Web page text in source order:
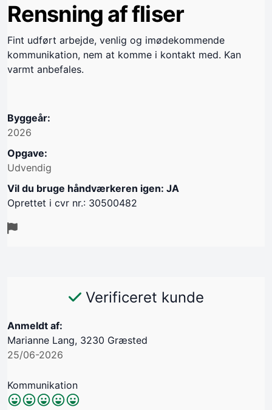
Rensning af fliser
Fint udført arbejde, venlig og imødekommende
kommunikation, nem at komme i kontakt med. Kan
varmt anbefales.
Byggeår:
2026
Opgave:
Udvendig
Vil du bruge håndværkeren igen: JA
Oprettet i cvr nr.: 30500482
Verificeret kunde
Anmeldt af:
Marianne Lang, 3230 Græsted
25/06-2026
Kommunikation